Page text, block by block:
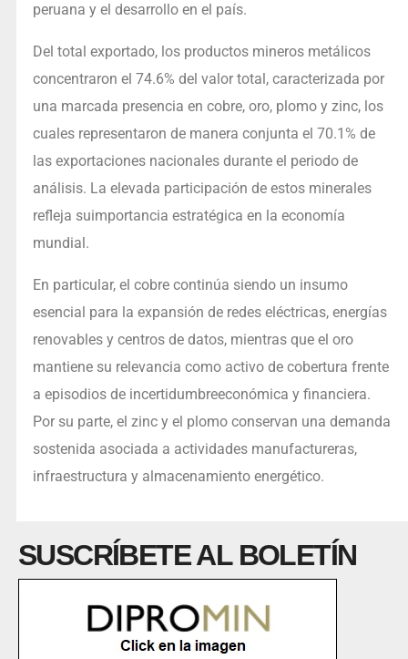
peruana y el desarrollo en el país.
Del total exportado, los productos mineros metálicos
concentraron el 74.6% del valor total, caracterizada por
una marcada presencia en cobre, oro, plomo y zinc, los
cuales representaron de manera conjunta el 70.1% de
las exportaciones nacionales durante el periodo de
análisis. La elevada participación de estos minerales
refleja suimportancia estratégica en la economía
mundial.
En particular, el cobre continúa siendo un insumo
esencial para la expansión de redes eléctricas, energías
renovables y centros de datos, mientras que el oro
mantiene su relevancia como activo de cobertura frente
a episodios de incertidumbreeconómica y financiera.
Por su parte, el zinc y el plomo conservan una demanda
sostenida asociada a actividades manufactureras,
infraestructura y almacenamiento energético.
SUSCRÍBETE AL BOLETÍN